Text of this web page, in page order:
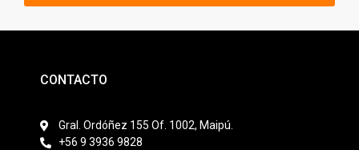
CONTACTO
Gral. Ordóñez 155 Of. 1002, Maipú.
+56 9 3936 9828